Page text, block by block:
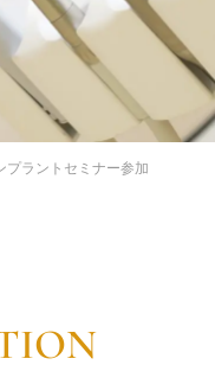
プラントセミナー参加